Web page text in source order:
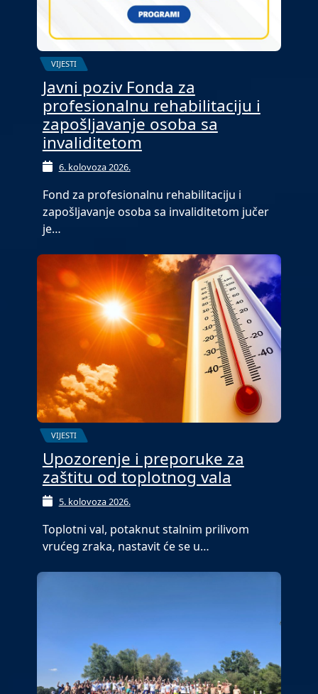
VIJESTI
Javni poziv Fonda za
profesionalnu rehabilitaciju i
zapošljavanje osoba sa
invaliditetom
6. kolovoza 2026.
Fond za profesionalnu rehabilitaciju i
zapošljavanje osoba sa invaliditetom jučer
je…
VIJESTI
Upozorenje i preporuke za
zaštitu od toplotnog vala
5. kolovoza 2026.
Toplotni val, potaknut stalnim prilivom
vrućeg zraka, nastavit će se u…